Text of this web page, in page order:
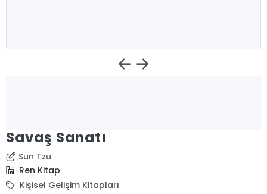
Savaş Sanatı
Sun Tzu
Ren Kitap
Kişisel Gelişim Kitapları